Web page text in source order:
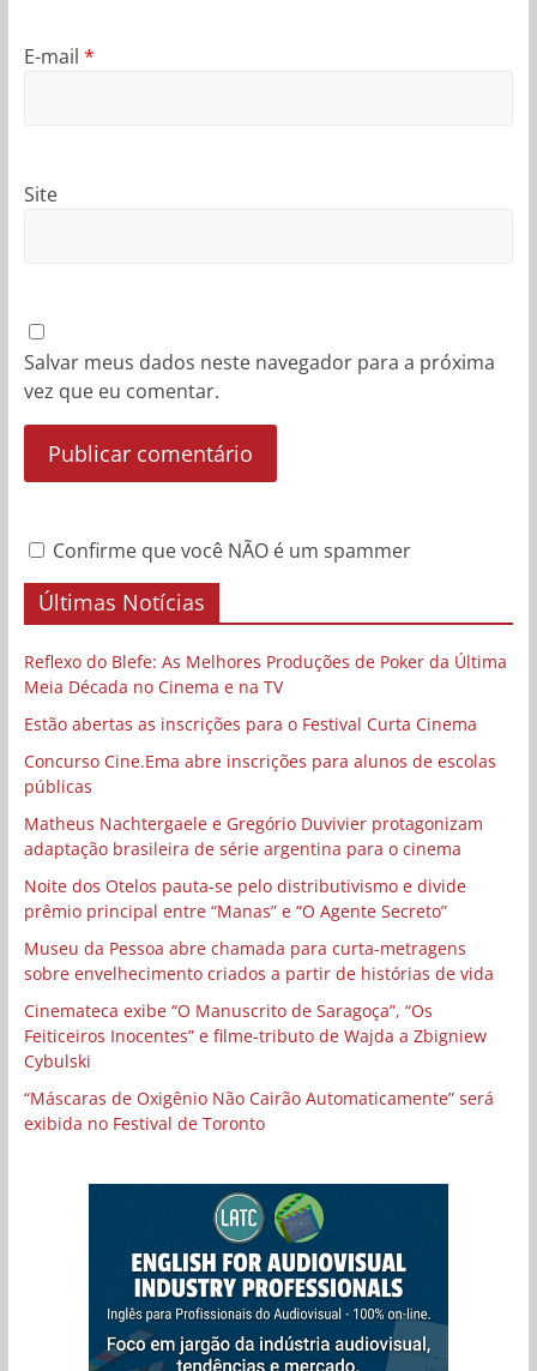
E-mail *
Site
Salvar meus dados neste navegador para a próxima
vez que eu comentar.
Confirme que você NÃO é um spammer
Últimas Notícias
Reflexo do Blefe: As Melhores Produções de Poker da Última
Meia Década no Cinema e na TV
Estão abertas as inscrições para o Festival Curta Cinema
Concurso Cine.Ema abre inscrições para alunos de escolas
públicas
Matheus Nachtergaele e Gregório Duvivier protagonizam
adaptação brasileira de série argentina para o cinema
Noite dos Otelos pauta-se pelo distributivismo e divide
prêmio principal entre “Manas” e “O Agente Secreto”
Museu da Pessoa abre chamada para curta-metragens
sobre envelhecimento criados a partir de histórias de vida
Cinemateca exibe “O Manuscrito de Saragoça”, “Os
Feiticeiros Inocentes” e filme-tributo de Wajda a Zbigniew
Cybulski
“Máscaras de Oxigênio Não Cairão Automaticamente” será
exibida no Festival de Toronto